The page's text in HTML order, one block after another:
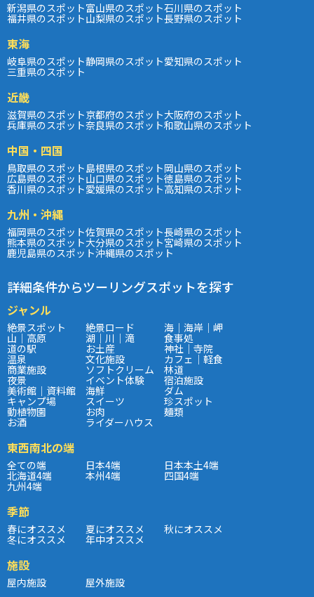
新潟県のスポット富山県のスポット石川県のスポット
福井県のスポット山梨県のスポット長野県のスポット
東海
岐阜県のスポット静岡県のスポット愛知県のスポット
三重県のスポット
近畿
滋賀県のスポット京都府のスポット大阪府のスポット
兵庫県のスポット奈良県のスポット和歌山県のスポット
中国・四国
鳥取県のスポット島根県のスポット岡山県のスポット
広島県のスポット山口県のスポット徳島県のスポット
香川県のスポット愛媛県のスポット高知県のスポット
九州・沖縄
福岡県のスポット佐賀県のスポット長崎県のスポット
熊本県のスポット大分県のスポット宮崎県のスポット
鹿児島県のスポット沖縄県のスポット
詳細条件からツーリングスポットを探す
ジャンル
絶景スポット 絶景ロード 海｜海岸｜岬
山｜高原 湖｜川｜滝 食事処
道の駅 お土産 神社｜寺院
温泉 文化施設 カフェ｜軽食
商業施設 ソフトクリーム 林道
夜景 イベント体験 宿泊施設
美術館｜資料館 海鮮 ダム
キャンプ場 スイーツ 珍スポット
動植物園 お肉 麺類
お酒 ライダーハウス
東西南北の端
全ての端 日本4端 日本本土4端
北海道4端 本州4端 四国4端
九州4端
季節
春にオススメ 夏にオススメ 秋にオススメ
冬にオススメ 年中オススメ
施設
屋内施設 屋外施設